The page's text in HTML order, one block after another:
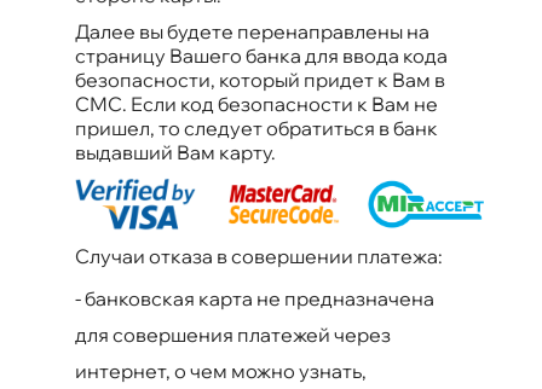
Далее вы будете перенаправлены на
страницу Вашего банка для ввода кода
безопасности, который придет к Вам в
СМС. Если код безопасности к Вам не
пришел, то следует обратиться в банк
выдавший Вам карту.
Случаи отказа в совершении платежа:
-банковская карта не предназначена
для совершения платежей через
интернет, о чем можно узнать,